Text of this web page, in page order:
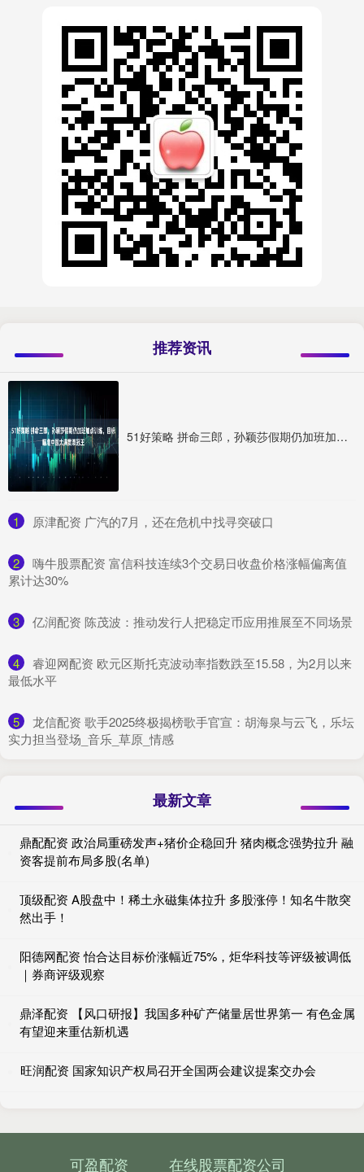
推荐资讯
51好策略 拼命三郎，孙颖莎假期仍加班加点训练，目标瞄准中国大满贯双冠王
1 ​原津配资 广汽的7月，还在危机中找寻突破口
2
​嗨牛股票配资 富信科技连续3个交易日收盘价格涨幅偏离值
累计达30%
3 ​亿润配资 陈茂波：推动发行人把稳定币应用推展至不同场景
4
​睿迎网配资 欧元区斯托克波动率指数跌至15.58，为2月以来
最低水平
5
​龙信配资 歌手2025终极揭榜歌手官宣：胡海泉与云飞，乐坛
实力担当登场_音乐_草原_情感
最新文章
鼎配配资 政治局重磅发声+猪价企稳回升 猪肉概念强势拉升 融
资客提前布局多股(名单)
顶级配资 A股盘中！稀土永磁集体拉升 多股涨停！知名牛散突
然出手！
阳德网配资 怡合达目标价涨幅近75%，炬华科技等评级被调低
｜券商评级观察
鼎泽配资 【风口研报】我国多种矿产储量居世界第一 有色金属
有望迎来重估新机遇
旺润配资 国家知识产权局召开全国两会建议提案交办会
可盈配资 在线股票配资公司